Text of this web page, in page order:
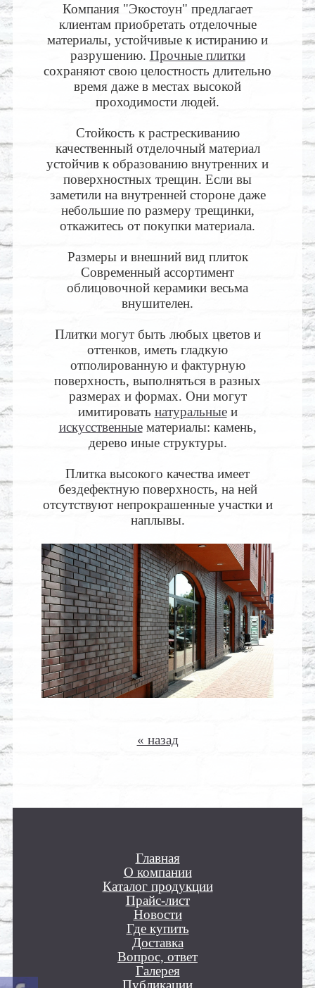
Компания "Экостоун" предлагает
клиентам приобретать отделочные
материалы, устойчивые к истиранию и
разрушению. Прочные плитки
сохраняют свою целостность длительно
время даже в местах высокой
проходимости людей.
Стойкость к растрескиванию
качественный отделочный материал
устойчив к образованию внутренних и
поверхностных трещин. Если вы
заметили на внутренней стороне даже
небольшие по размеру трещинки,
откажитесь от покупки материала.
Размеры и внешний вид плиток
Современный ассортимент
облицовочной керамики весьма
внушителен.
Плитки могут быть любых цветов и
оттенков, иметь гладкую
отполированную и фактурную
поверхность, выполняться в разных
размерах и формах. Они могут
имитировать натуральныеи
искусственныематериалы: камень,
дерево иные структуры.
Плитка высокого качества имеет
бездефектную поверхность, на ней
отсутствуют непрокрашенные участки и
наплывы.
« назад
Главная
О компании
Каталог продукции
Прайс-лист
Новости
Где купить
Доставка
Вопрос, ответ
Галерея
Публикации